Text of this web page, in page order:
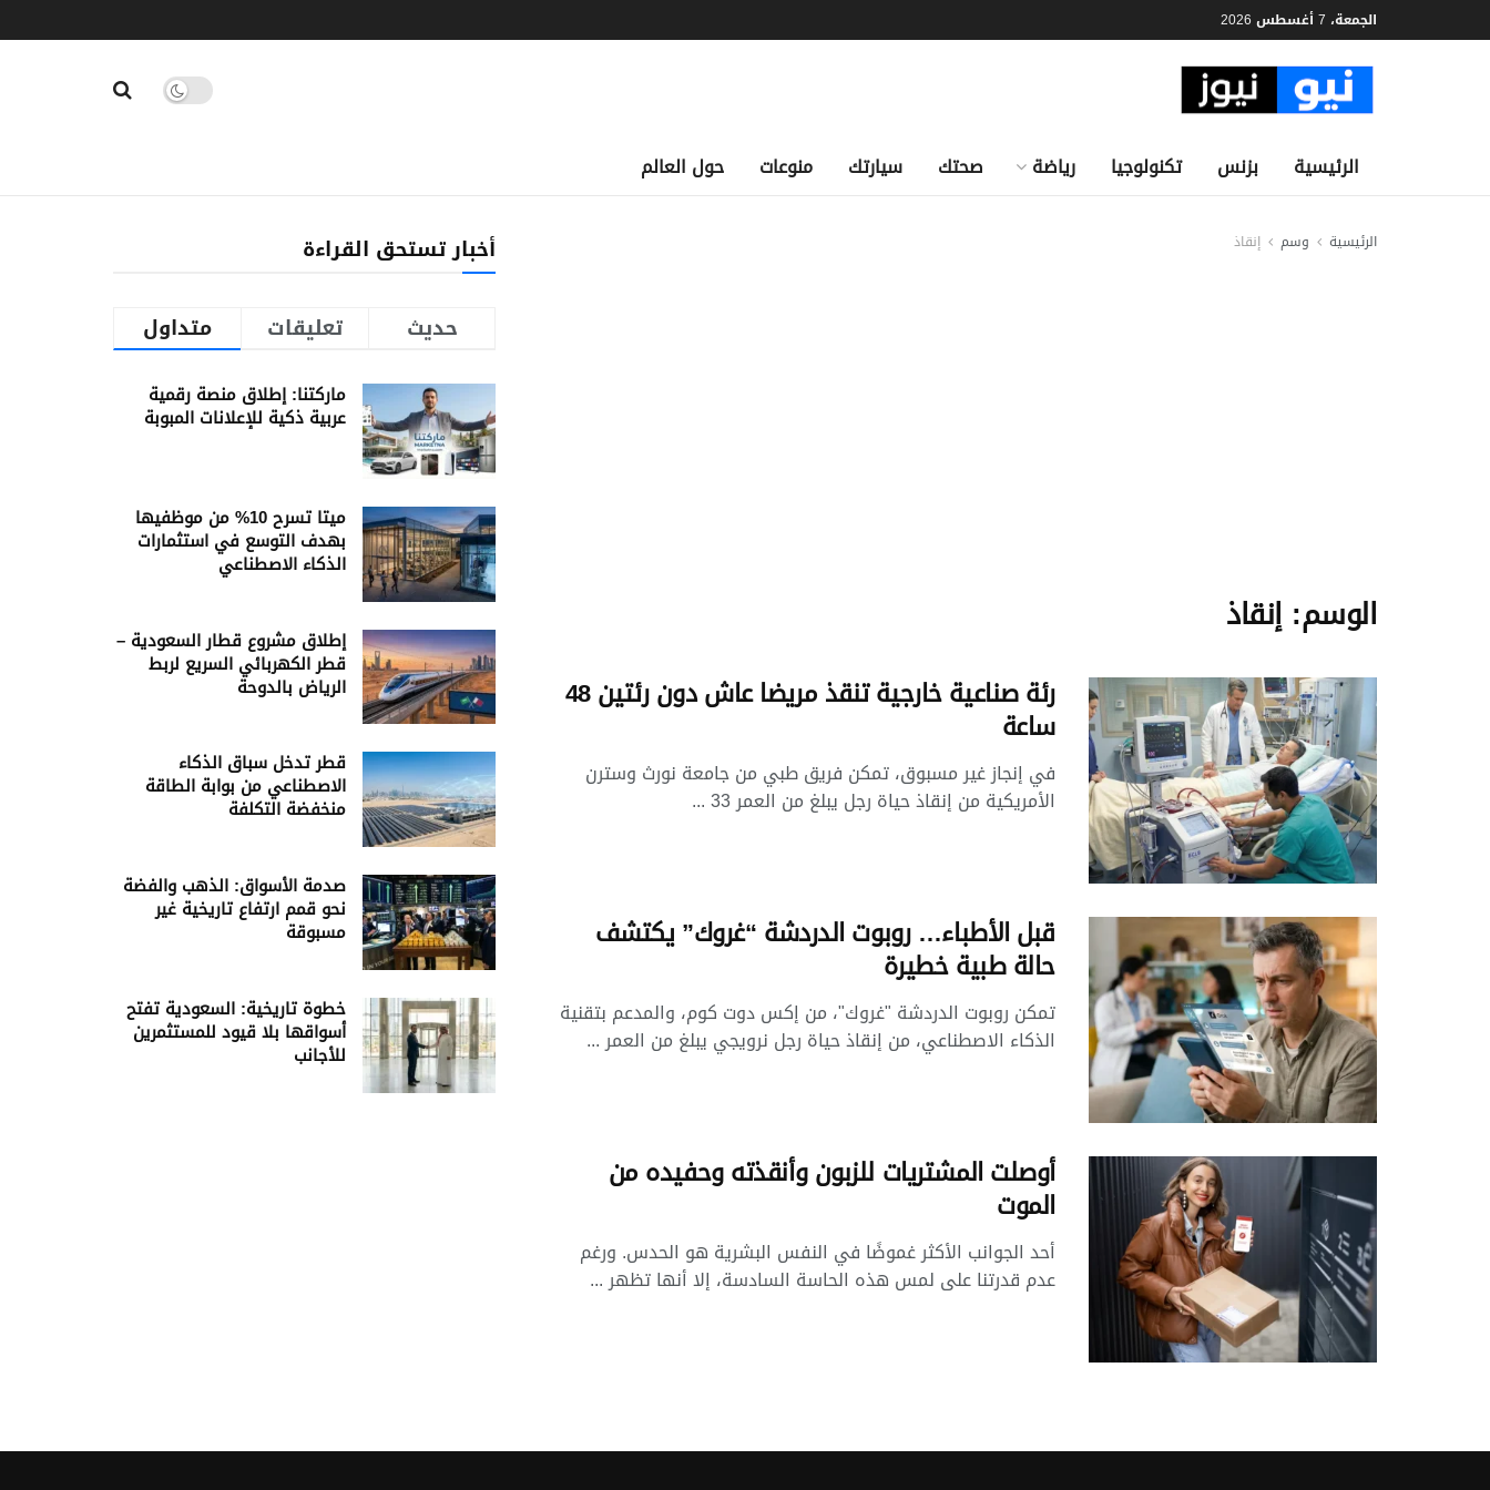
الجمعة، 7 أغسطس 2026
الرئيسية بزنس تكنولوجيا رياضة صحتك سيارتك منوعات حول العالم
الرئيسية وسم إنقاذ
الوسم:إنقاذ
رئة صناعية خارجية تنقذ مريضا عاش دون رئتين 48
ساعة
في إنجاز غير مسبوق، تمكن فريق طبي من جامعة نورث وسترن
الأمريكية من إنقاذ حياة رجل يبلغ من العمر 33 ...
قبل الأطباء… روبوت الدردشة “غروك” يكتشف
حالة طبية خطيرة
تمكن روبوت الدردشة "غروك"، من إكس دوت كوم، والمدعم بتقنية
الذكاء الاصطناعي، من إنقاذ حياة رجل نرويجي يبلغ من العمر ...
أوصلت المشتريات للزبون وأنقذته وحفيده من
الموت
أحد الجوانب الأكثر غموضًا في النفس البشرية هو الحدس. ورغم
عدم قدرتنا على لمس هذه الحاسة السادسة، إلا أنها تظهر ...
أخبار تستحق القراءة
متداول تعليقات حديث
ماركتنا: إطلاق منصة رقمية
عربية ذكية للإعلانات المبوبة
ميتا تسرح 10% من موظفيها
بهدف التوسع في استثمارات
الذكاء الاصطناعي
إطلاق مشروع قطار السعودية –
قطر الكهربائي السريع لربط
الرياض بالدوحة
قطر تدخل سباق الذكاء
الاصطناعي من بوابة الطاقة
منخفضة التكلفة
صدمة الأسواق: الذهب والفضة
نحو قمم ارتفاع تاريخية غير
مسبوقة
خطوة تاريخية: السعودية تفتح
أسواقها بلا قيود للمستثمرين
للأجانب